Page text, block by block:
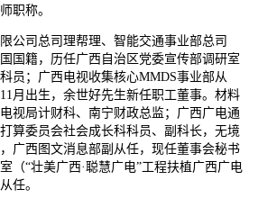
职称。
司总司理帮理、智能交通事业部总司
国籍，历任广西自治区党委宣传部调研室
员；广西电视收集核心MMDS事业部从
月出生，余世好先生新任职工董事。材料
视局计财科、南宁财政总监；广西广电通
算委员会社会成长科科员、副科长，无境
广西图文消息部副从任，现任董事会秘书
（“壮美广西·聪慧广电”工程扶植广西广电
任。